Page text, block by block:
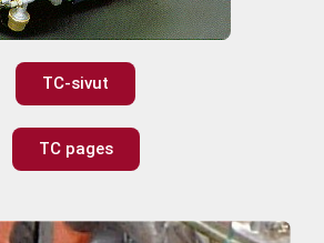
TC-sivut
TC pages